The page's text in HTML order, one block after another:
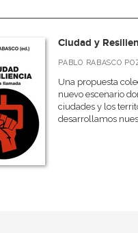
Ciudad y
PABLO RABASCO
Una propuesta
nuevo escenario
ciudades y los
desarrollamos